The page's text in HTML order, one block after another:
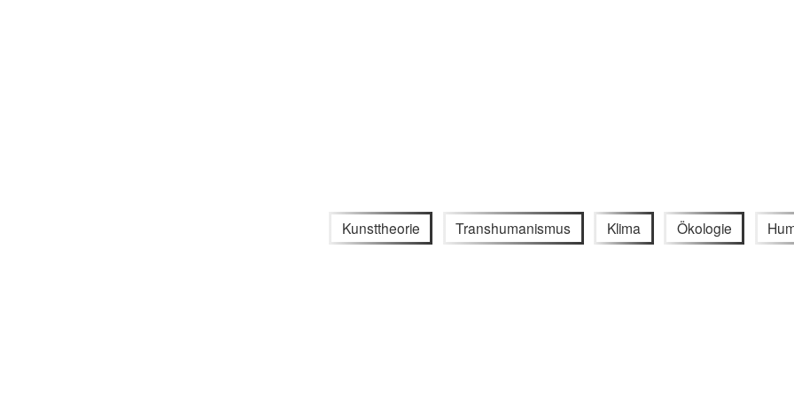
Kunsttheorie Transhumanismus Klima Ökologie